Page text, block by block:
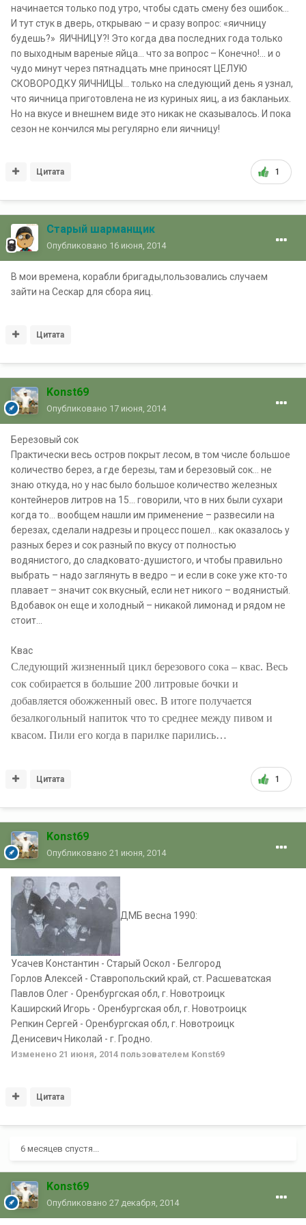
начинается только под утро, чтобы сдать смену без ошибок…
И тут стук в дверь, открываю – и сразу вопрос: «яичницу
будешь?» ЯИЧНИЦУ?! Это когда два последних года только
по выходным вареные яйца… что за вопрос – Конечно!... и о
чудо минут через пятнадцать мне приносят ЦЕЛУЮ
СКОВОРОДКУ ЯИЧНИЦЫ… только на следующий день я узнал,
что яичница приготовлена не из куриных яиц, а из бакланьих.
Но на вкусе и внешнем виде это никак не сказывалось. И пока
сезон не кончился мы регулярно ели яичницу!
1
Цитата
Старый шарманщик
Опубликовано 16 июня, 2014
В мои времена, корабли бригады,пользовались случаем
зайти на Сескар для сбора яиц.
Цитата
Konst69
Опубликовано 17 июня, 2014
Березовый сок
Практически весь остров покрыт лесом, в том числе большое
количество берез, а где березы, там и березовый сок… не
знаю откуда, но у нас было большое количество железных
контейнеров литров на 15… говорили, что в них были сухари
когда то… вообщем нашли им применение – развесили на
березах, сделали надрезы и процесс пошел… как оказалось у
разных берез и сок разный по вкусу от полностью
водянистого, до сладковато-душистого, и чтобы правильно
выбрать – надо заглянуть в ведро – и если в соке уже кто-то
плавает – значит сок вкусный, если нет никого – водянистый.
Вдобавок он еще и холодный – никакой лимонад и рядом не
стоит…
Квас
Следующий жизненный цикл березового сока – квас. Весь
сок собирается в большие 200 литровые бочки и
добавляется обожженный овес. В итоге получается
безалкогольный напиток что то среднее между пивом и
квасом. Пили его когда в парилке парились…
1
Цитата
Konst69
Опубликовано 21 июня, 2014
ДМБ весна 1990:
Усачев Константин - Старый Оскол - Белгород
Горлов Алексей - Ставропольский край, ст. Расшеватская
Павлов Олег - Оренбургская обл, г. Новотроицк
Каширский Игорь - Оренбургская обл, г. Новотроицк
Репкин Сергей - Оренбургская обл, г. Новотроицк
Денисевич Николай - г. Гродно.
Изменено 21 июня, 2014 пользователем Konst69
Цитата
6 месяцев спустя...
Konst69
Опубликовано 27 декабря, 2014